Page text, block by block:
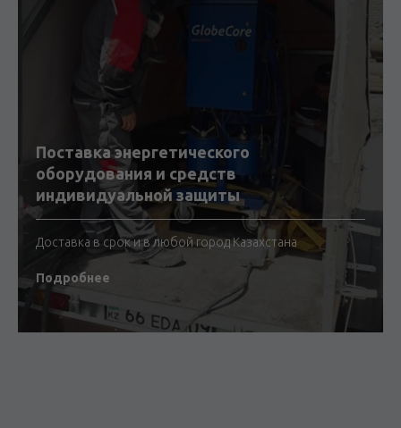
Поставка энергетического
оборудования и средств
индивидуальной защиты
Доставка в срок и в любой город Казахстана
Подробнее